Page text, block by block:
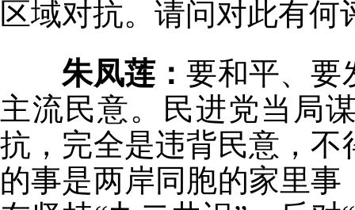
区域对抗。请问对此有何
朱凤莲：要和平、要
主流民意。民进党当局
抗，完全是违背民意，
的事是两岸同胞的家里